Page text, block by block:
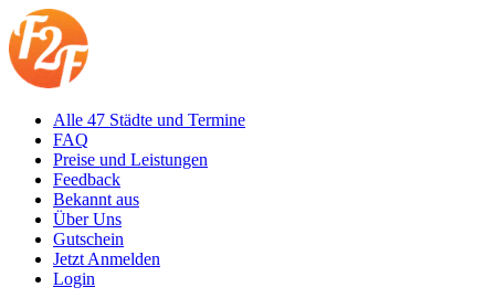
Alle 47 Städte und Termine
FAQ
Preise und Leistungen
Feedback
Bekannt aus
Über Uns
Gutschein
Jetzt Anmelden
Login